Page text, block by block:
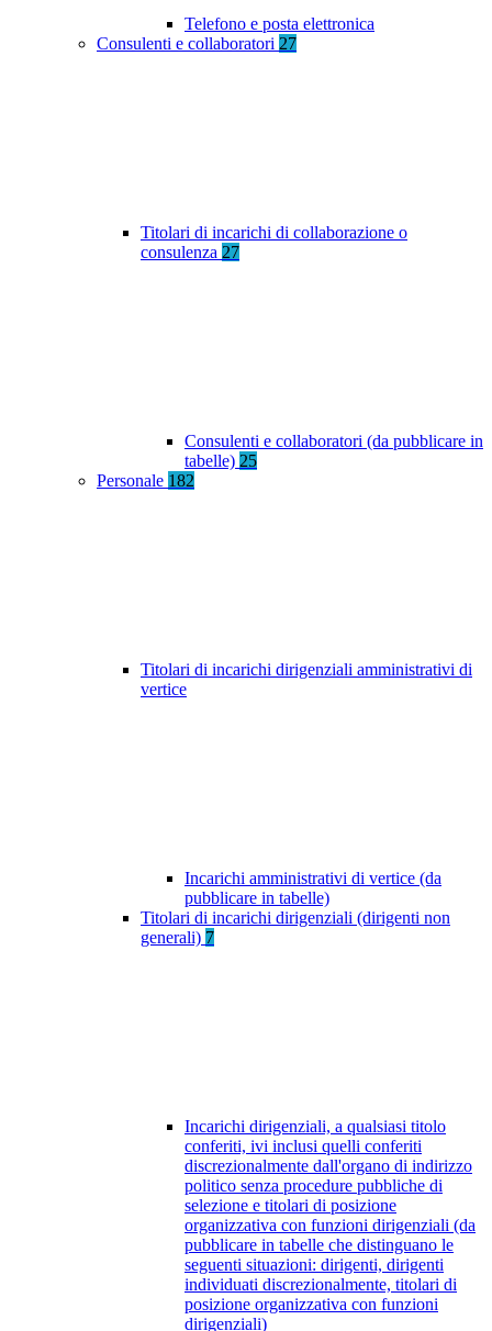
Telefono e posta elettronica
Consulenti e collaboratori 27
Titolari di incarichi di collaborazione o
consulenza 27
Consulenti e collaboratori (da pubblicare in
tabelle) 25
Personale 182
Titolari di incarichi dirigenziali amministrativi di
vertice
Incarichi amministrativi di vertice (da
pubblicare in tabelle)
Titolari di incarichi dirigenziali (dirigenti non
generali) 7
Incarichi dirigenziali, a qualsiasi titolo
conferiti, ivi inclusi quelli conferiti
discrezionalmente dall'organo di indirizzo
politico senza procedure pubbliche di
selezione e titolari di posizione
organizzativa con funzioni dirigenziali (da
pubblicare in tabelle che distinguano le
seguenti situazioni: dirigenti, dirigenti
individuati discrezionalmente, titolari di
posizione organizzativa con funzioni
dirigenziali)